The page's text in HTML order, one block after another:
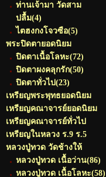
ท่านเจ้ามา วัดสาม
ปลื้ม(4)
ไตฮงกงโจวซือ(5)
พระปิดตายอดนิยม
ปิดตาเนื้อโลหะ(72)
ปิดตาผงคลุกรัก(50)
ปิดตาทั่วไป(23)
เหรียญพระพุทธยอดนิยม
เหรียญคณาจารย์ยอดนิยม
เหรียญคณาจารย์ทั่วไป
เหรียญในหลวง ร.9 ร.5
หลวงปู่ทวด วัดช้างให้
หลวงปู่ทวด เนื้อว่าน(86)
หลวงปู่ทวด เนื้อโลหะ(58)